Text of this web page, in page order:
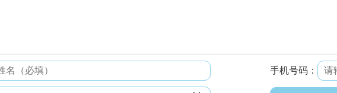
手机号码：